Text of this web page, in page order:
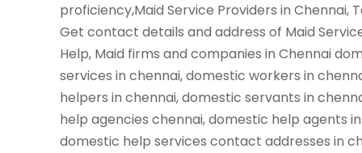
proficiency,Maid Service Providers in Chennai,
Get contact details and address of Maid
Help, Maid firms and companies in Chennai
services in chennai, domestic workers in
helpers in chennai, domestic servants in
help agencies chennai, domestic help agents
domestic help services contact addresses in